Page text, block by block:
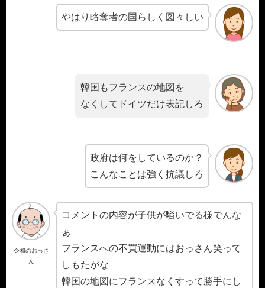
やはり略奪者の国らしく図々しい
韓国もフランスの地図を
なくしてドイツだけ表記しろ
政府は何をしているのか？
こんなことは強く抗議しろ
令和のおっさ
ん
コメントの内容が子供が騒いでる様でんな
ぁ
フランスへの不買運動にはおっさん笑って
しもたがな
韓国の地図にフランスなくすって勝手にし